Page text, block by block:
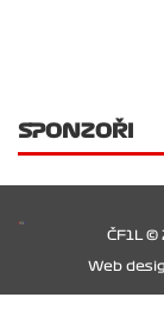
SPONZOŘI
ČF1L
Web